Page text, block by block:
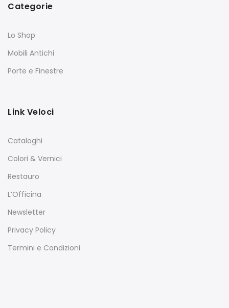
Categorie
Lo Shop
Mobili Antichi
Porte e Finestre
Link Veloci
Cataloghi
Colori & Vernici
Restauro
L’Officina
Newsletter
Privacy Policy
Termini e Condizioni